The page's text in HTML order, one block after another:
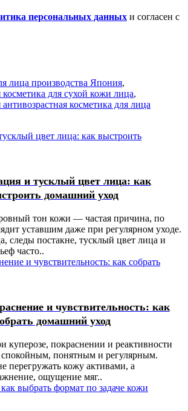
персональных данных и согласен с
лица производства Япония,
для сухой кожи лица,
косметика для лица
и тусклый цвет лица: как
домашний уход
тон кожи — частая причина, по
уставшим даже при регулярном уходе.
следы постакне, тусклый цвет лица и
часто..
и чувствительность: как
домашний уход
куперозе, покраснении и реактивности
понятным и регулярным.
перегружать кожу активами, а
ощущение мяг..